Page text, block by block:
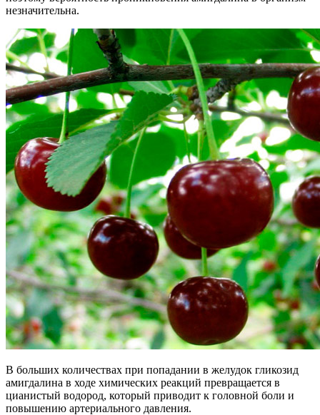
незначительна.
В больших количествах при попадании в желудок гликозид
амигдалина в ходе химических реакций превращается в
цианистый водород, который приводит к головной боли и
повышению артериального давления.